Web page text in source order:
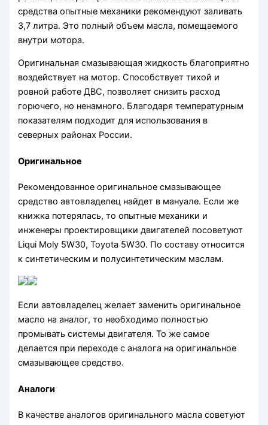
средства опытные механики рекомендуют заливать
3,7 литра. Это полный объем масла, помещаемого
внутри мотора.
Оригинальная смазывающая жидкость благоприятно
воздействует на мотор. Способствует тихой и
ровной работе ДВС, позволяет снизить расход
горючего, но ненамного. Благодаря температурным
показателям подходит для использования в
северных районах России.
Оригинальное
Рекомендованное оригинальное смазывающее
средство автовладелец найдет в мануале. Если же
книжка потерялась, то опытные механики и
инженеры проектировщики двигателей посоветуют
Liqui Moly 5W30, Toyota 5W30. По составу относится
к синтетическим и полусинтетическим маслам.
Если автовладелец желает заменить оригинальное
масло на аналог, то необходимо полностью
промывать системы двигателя. То же самое
делается при переходе с аналога на оригинальное
смазывающее средство.
Аналоги
В качестве аналогов оригинального масла советуют